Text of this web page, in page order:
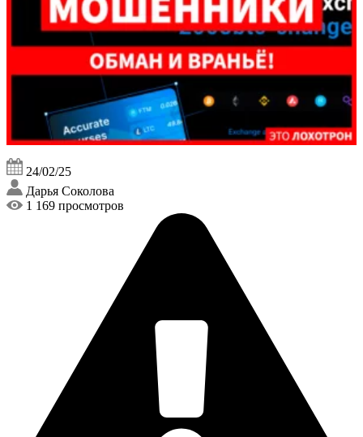
24/02/25
Дарья Соколова
1 169 просмотров